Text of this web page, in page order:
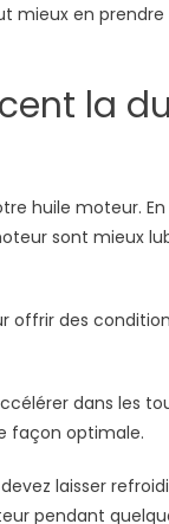
en prendre
la
huile moteur.
sont mieux
offrir des
dans les
façon optimale.
laisser
pendant